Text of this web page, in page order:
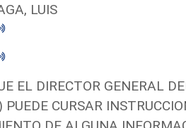
LUIS
EL DIRECTOR GENERAL
CURSAR